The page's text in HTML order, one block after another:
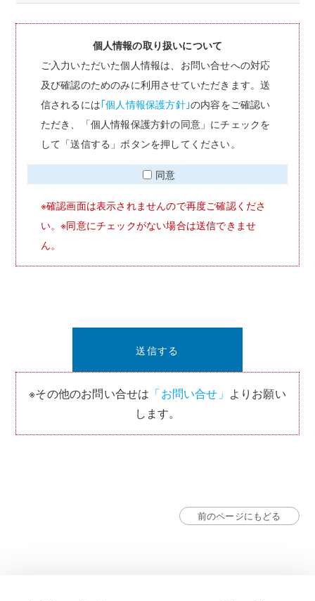
個人情報の取り扱いについて
ご入力いただいた個人情報は、お問い合せへの対応
及び確認のためのみに利用させていただきます。送
信されるには｢個人情報保護方針｣の内容をご確認い
ただき、「個人情報保護方針の同意」にチェックを
して「送信する」ボタンを押してください。
同意
※確認画面は表示されませんので再度ご確認くださ
い。※同意にチェックがない場合は送信できませ
ん。
※その他のお問い合せは 「お問い合せ」 よりお願い
します。
前のページにもどる